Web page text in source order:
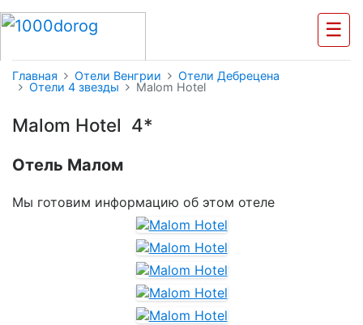
☰
Главная Отели Венгрии
Отели Дебрецена
Отели 4 звезды
Malom Hotel
Malom Hotel 4*
Отель Малом
Мы готовим информацию об этом отеле